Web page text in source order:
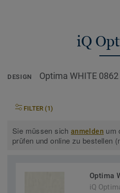
iQ
DESIGN Optima WHITE 0862
FILTER (1)
Sie müssen sichanmelden um
prüfen und online zu bestellen
Optima
iQ